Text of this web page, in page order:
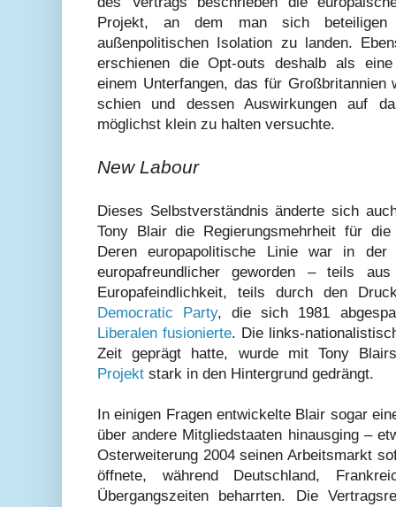
Projekt, an dem man sich
außenpolitischen Isolation zu landen.
erschienen die Opt-outs deshalb als
einem Unterfangen, das für Großbritannien
schien und dessen Auswirkungen auf
möglichst klein zu halten versuchte.
New Labour
Dieses Selbstverständnis änderte sich
Tony Blair die Regierungsmehrheit für
Deren europapolitische Linie war in
europafreundlicher geworden – teils
Europafeindlichkeit, teils durch den
Democratic Party, die sich 1981
Liberalen fusionierte. Die links-
Zeit geprägt hatte, wurde mit Tony
Projekt stark in den Hintergrund gedrängt.
In einigen Fragen entwickelte Blair sogar
über andere Mitgliedstaaten hinausging –
Osterweiterung 2004 seinen Arbeitsmarkt
öffnete, während Deutschland,
Übergangszeiten beharrten. Die